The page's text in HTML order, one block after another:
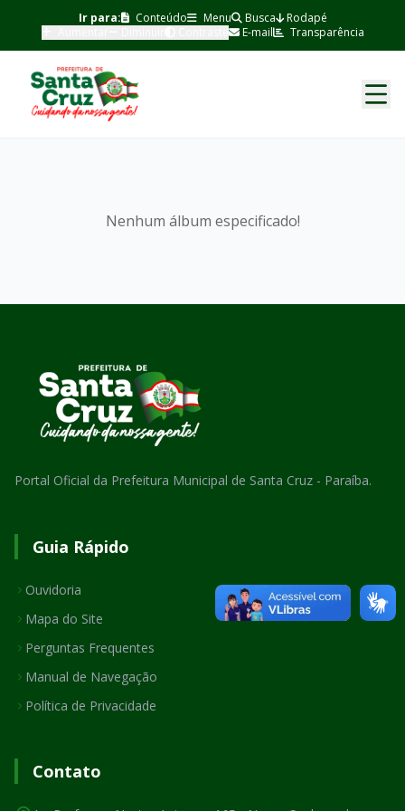
Ir para: Conteúdo Menu Busca Rodapé
E-mail Transparência
Nenhum álbum especificado!
Portal Oficial da Prefeitura Municipal de Santa Cruz - Paraíba.
Guia Rápido
Ouvidoria
Mapa do Site
Perguntas Frequentes
Manual de Navegação
Política de Privacidade
Contato